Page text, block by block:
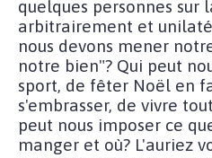
quelques personnes sur
arbitrairement et
nous devons mener
notre bien"? Qui peut
sport, de fêter Noël en
s'embrasser, de vivre
peut nous imposer ce
manger et où? L'auriez